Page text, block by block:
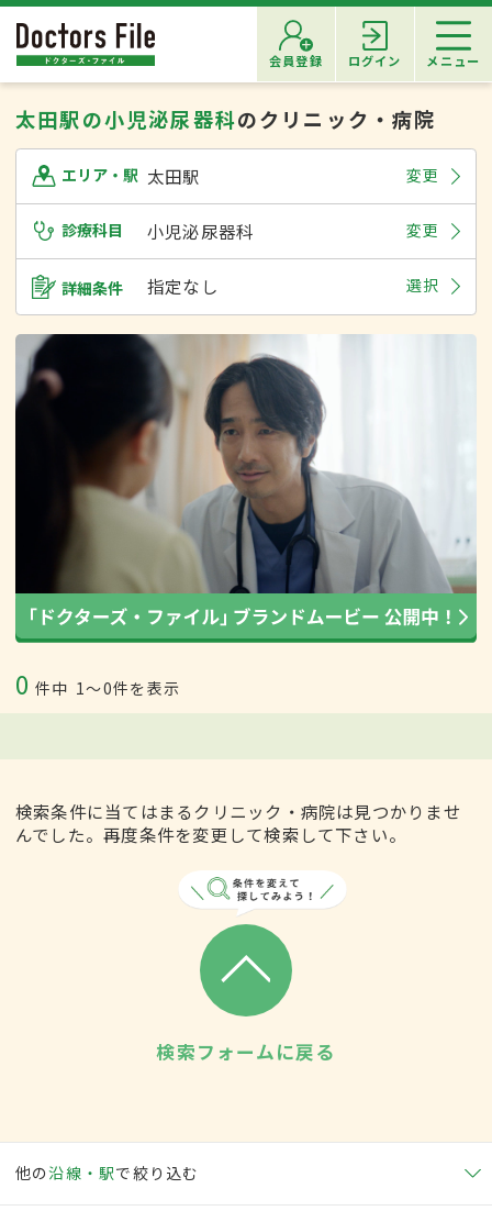
会員登録 ログイン メニュー
太田駅の小児泌尿器科のクリニック・病院
エリア・駅 太田駅 変更
診療科目 小児泌尿器科 変更
詳細条件 指定なし 選択
0 件中 1〜0件を表示
検索条件に当てはまるクリニック・病院は見つかりませ
んでした。再度条件を変更して検索して下さい。
検索フォームに戻る
他の沿線・駅で絞り込む